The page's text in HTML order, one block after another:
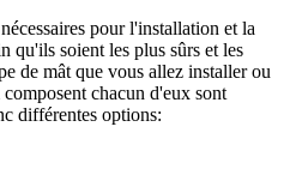
pour l'installation et la
qu'ils soient les plus sûrs et les
de mât que vous allez installer ou
chacun d'eux sont
différentes options: